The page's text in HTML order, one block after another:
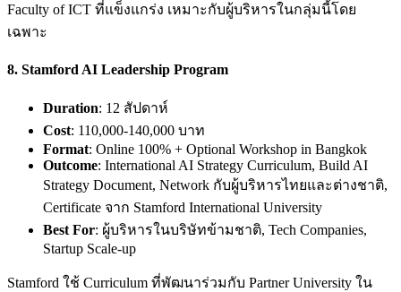
Faculty of ICT ที่แข็งแกร่ง เหมาะกับผู้บริหารในกลุ่มนี้โดย
เฉพาะ
8. Stamford AI Leadership Program
Duration: 12 สัปดาห์
Cost: 110,000-140,000 บาท
Format: Online 100% + Optional Workshop in Bangkok
Outcome: International AI Strategy Curriculum, Build AI
Strategy Document, Network กับผู้บริหารไทยและต่างชาติ,
Certificate จาก Stamford International University
Best For: ผู้บริหารในบริษัทข้ามชาติ, Tech Companies,
Startup Scale-up
Stamford ใช้ Curriculum ที่พัฒนาร่วมกับ Partner University ใน